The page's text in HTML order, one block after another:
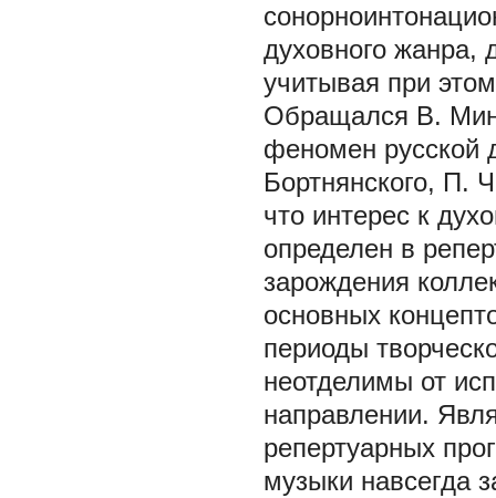
духовного жанра,
учитывая при
Обращался В.
феномен русской
Бортнянского, П.
что интерес к
определен в
зарождения
основных
периоды
неотделимы от
направлении.
репертуарных
музыки навсегда